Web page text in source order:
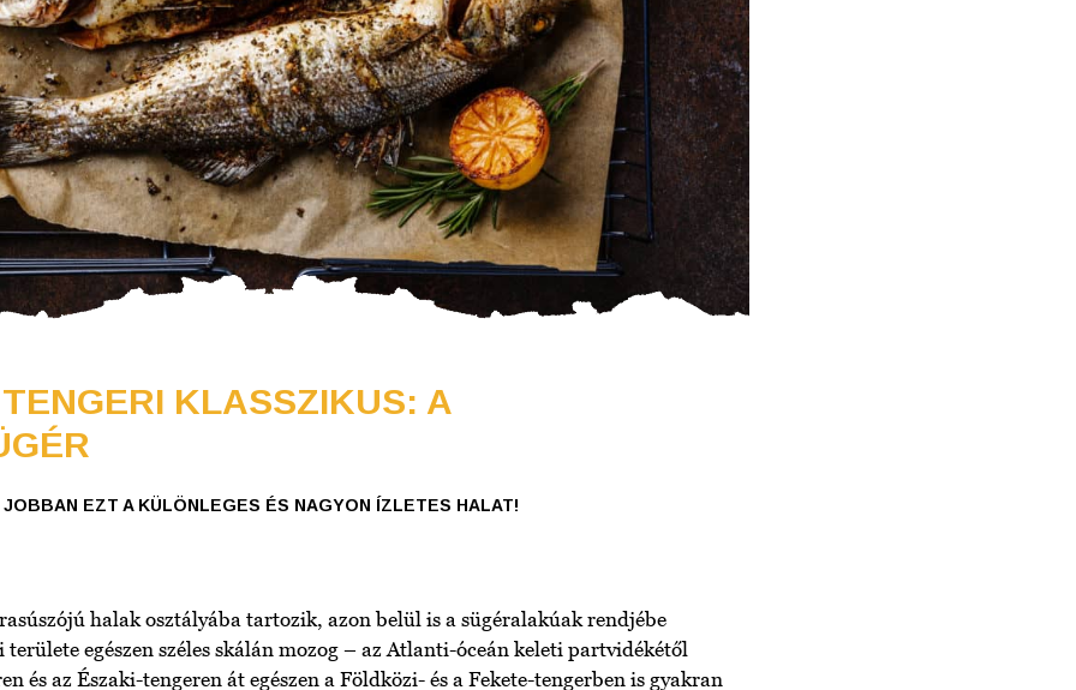
KLASSZIKUS: A
EZT A KÜLÖNLEGES ÉS NAGYON ÍZLETES HALAT!
halak osztályába tartozik, azon belül is a sügéralakúak rendjébe
egészen széles skálán mozog – az Atlanti-óceán keleti partvidékétől
és az Északi-tengeren át egészen a Földközi- és a Fekete-tengerben is gyakran